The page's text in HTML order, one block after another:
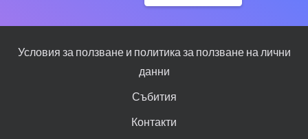
Условия за ползване и политика за ползване на лични
данни
Събития
Контакти